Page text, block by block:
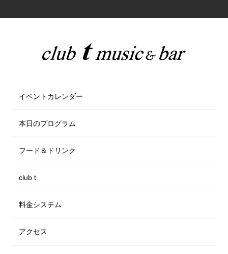
イベントカレンダー
本日のプログラム
フード＆ドリンク
club t
料金システム
アクセス